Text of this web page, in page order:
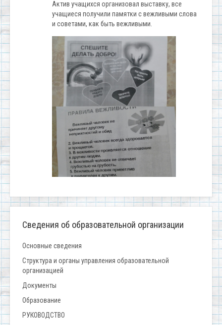
Актив учащихся организовал выставку, все
учащиеся получили памятки с вежливыми слова
и советами, как быть вежливыми.
Сведения об образовательной организации
Основные сведения
Структура и органы управления образовательной
организацией
Документы
Образование
РУКОВОДСТВО